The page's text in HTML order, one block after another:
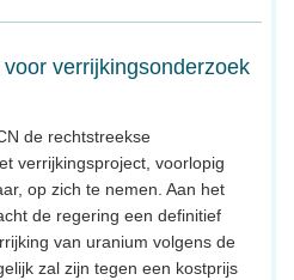
verrijkingsonderzoek
de rechtstreekse
verrijkingsproject, voorlopig
op zich te nemen. Aan het
de regering een definitief
van uranium volgens de
zal zijn tegen een kostprijs